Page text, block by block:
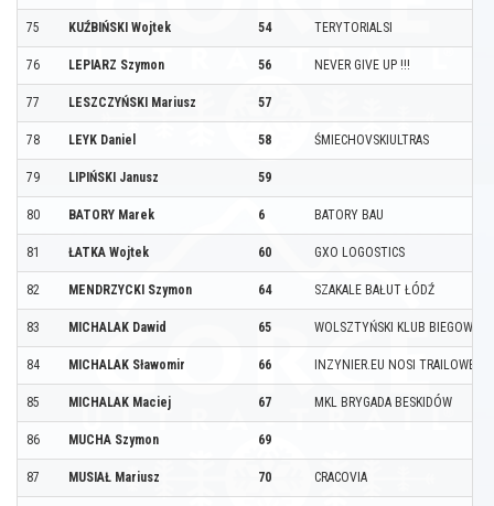
75 KUŹBIŃSKI Wojtek 54 TERYTORIALSI
76 LEPIARZ Szymon 56 NEVER GIVE UP !!!
77 LESZCZYŃSKI Mariusz 57
78 LEYK Daniel 58 ŚMIECHOVSKIULTRAS
79 LIPIŃSKI Janusz 59
80 BATORY Marek 6 BATORY BAU
81 ŁATKA Wojtek 60 GXO LOGOSTICS
82 MENDRZYCKI Szymon 64 SZAKALE BAŁUT ŁÓDŹ
83 MICHALAK Dawid 65 WOLSZTYŃSKI KLUB BIEGOWY
84 MICHALAK Sławomir 66 INZYNIER.EU NOSI TRAILOWE
85 MICHALAK Maciej 67 MKL BRYGADA BESKIDÓW
86 MUCHA Szymon 69
87 MUSIAŁ Mariusz 70 CRACOVIA